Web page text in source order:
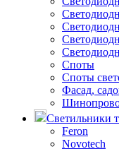
Споты
Споты
Фасад,
Светильники
Feron
Novotech